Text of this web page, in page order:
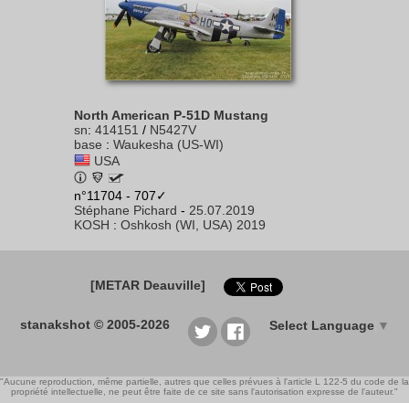
North American P-51D Mustang
sn: 414151 / N5427V
base : Waukesha (US-WI)
USA
n°11704 - 707✓
Stéphane Pichard - 25.07.2019
KOSH : Oshkosh (WI, USA) 2019
[METAR Deauville]
stanakshot © 2005-2026 Select Language ▼
"Aucune reproduction, même partielle, autres que celles prévues à l'article L 122-5 du code de la
propriété intellectuelle, ne peut être faite de ce site sans l'autorisation expresse de l'auteur."